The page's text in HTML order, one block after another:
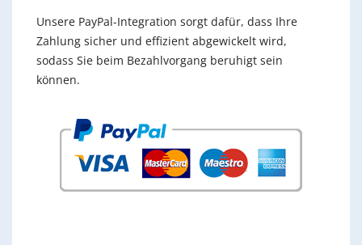
Unsere PayPal-Integration sorgt dafür, dass Ihre
Zahlung sicher und effizient abgewickelt wird,
sodass Sie beim Bezahlvorgang beruhigt sein
können.